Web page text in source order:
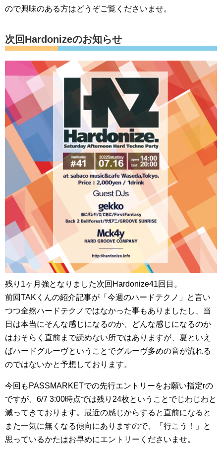
ので興味のある方はどうぞご覧くださいませ。
次回Hardonizeのお知らせ
残り1ヶ月強となりました次回Hardonize41回目。
前回TAKくんの紹介記事が「今週のハードテクノ」と言い
つつ全然ハードテクノではなかった事もありましたし、当
日は本当にそんな感じになるのか、どんな感じになるのか
はおそらく直前まで読めない所ではありますが、夏といえ
ばハードグルーヴということでグルーヴ多めの音が流れる
のではないかと予想しております。
今回もPASSMARKETでの先行エントリーをお願い指定rの
ですが、6/7 3:00時点では残り24枚ということでじわじわと
減ってきております。最近の感じからすると直前になると
また一気に無くなる傾向にありますので、「行こう！」と
思っているかたはお早めにエントリーくださいませ。